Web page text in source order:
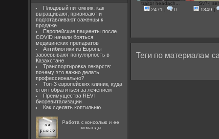
Плодовый питомник: как
выращивают, прививают и
подготавливают саженцы к
продаже
Европейские пациенты после
COVID начали бояться
медицинских препаратов
Антибиотики из Европы
завоевывают популярность в
Казахстане
Транспортировка лекарств:
почему это важно делать
профессионально?
Топ-3 европейских клиник, куда
стоит обратиться за лечением
Преимущества REVI
биоревитализации
Как сделать коптильню
Работа с консолью и ее
команды
traitor headach...
2471
| 0
Sv7-|
1849
|
Теги по материалам